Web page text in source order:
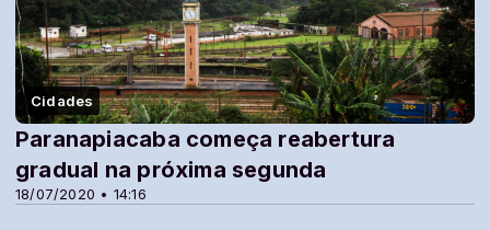
Cidades
18/07/2020 • 14:16
Paranapiacaba começa reabertura
gradual na próxima segunda